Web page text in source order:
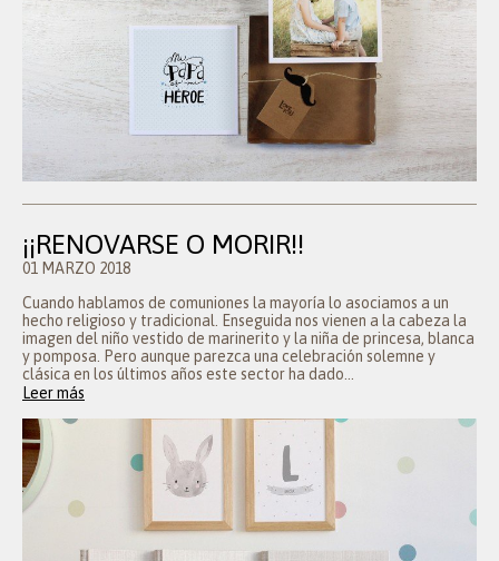
¡¡RENOVARSE O MORIR!!
01 MARZO 2018
Cuando hablamos de comuniones la mayoría lo asociamos a un
hecho religioso y tradicional. Enseguida nos vienen a la cabeza la
imagen del niño vestido de marinerito y la niña de princesa, blanca
y pomposa. Pero aunque parezca una celebración solemne y
clásica en los últimos años este sector ha dado...
Leer más